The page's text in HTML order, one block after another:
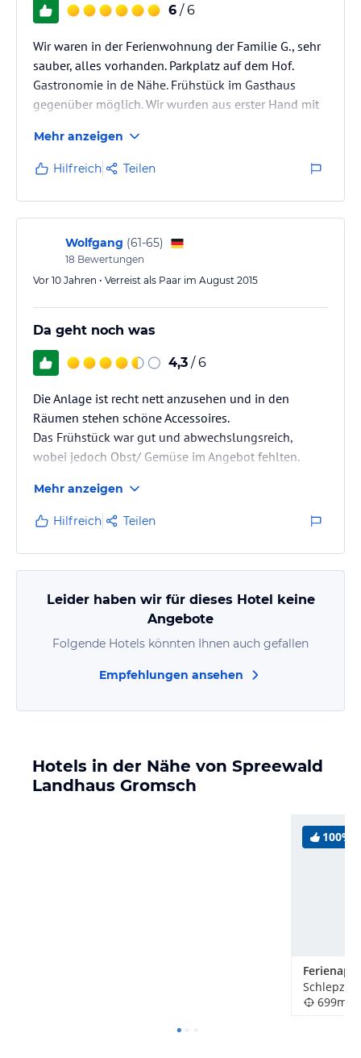
6 / 6
Wir waren in der Ferienwohnung der Familie G., sehr
sauber, alles vorhanden. Parkplatz auf dem Hof.
Gastronomie in de Nähe. Frühstück im Gasthaus
gegenüber möglich. Wir wurden aus erster Hand mit
wieder!
Mehr anzeigen
Hilfreich Teilen
Wolfgang (61-65)
18 Bewertungen
Vor 10 Jahren • Verreist als Paar im August 2015
Da geht noch was
4,3 / 6
Die Anlage ist recht nett anzusehen und in den
Räumen stehen schöne Accessoires.
Das Frühstück war gut und abwechslungsreich,
wobei jedoch Obst/ Gemüse im Angebot fehlten.
Mehr anzeigen
Hilfreich Teilen
Leider haben wir für dieses Hotel keine
Angebote
Folgende Hotels könnten Ihnen auch gefallen
Empfehlungen ansehen
Hotels in der Nähe von Spreewald
Landhaus Gromsch
100%
699m